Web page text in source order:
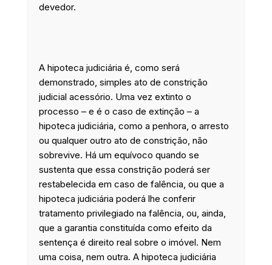
devedor.
A hipoteca judiciária é, como será
demonstrado, simples ato de constrição
judicial acessório. Uma vez extinto o
processo – e é o caso de extinção – a
hipoteca judiciária, como a penhora, o arresto
ou qualquer outro ato de constrição, não
sobrevive. Há um equívoco quando se
sustenta que essa constrição poderá ser
restabelecida em caso de falência, ou que a
hipoteca judiciária poderá lhe conferir
tratamento privilegiado na falência, ou, ainda,
que a garantia constituída como efeito da
sentença é direito real sobre o imóvel. Nem
uma coisa, nem outra. A hipoteca judiciária